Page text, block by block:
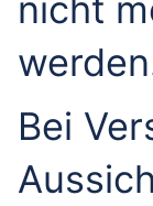
nicht
Bei